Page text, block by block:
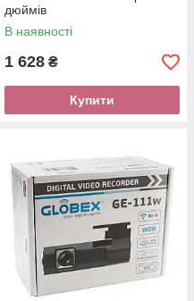
дюймів
В наявності
1 628 ₴
Купити